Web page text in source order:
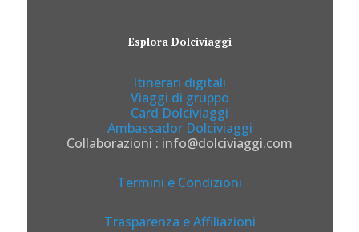
Esplora Dolciviaggi
Itinerari digitali
Viaggi di gruppo
Card Dolciviaggi
Ambassador Dolciviaggi
Collaborazioni : info@dolciviaggi.com
Termini e Condizioni
Trasparenza e Affiliazioni